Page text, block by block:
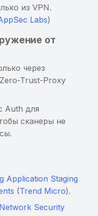
из VPN.
Labs)
от
через
Trust-Proxy
Auth для
сканеры не
Application Staging
(Trend Micro).
Security